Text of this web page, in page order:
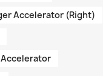
Accelerator (Right)
Accelerator